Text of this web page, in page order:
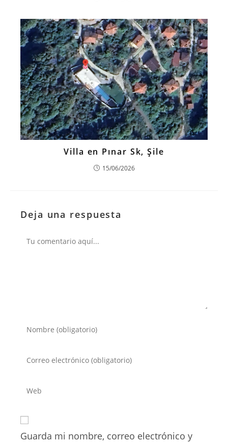
Villa en Pınar Sk, Şile
15/06/2026
Deja una respuesta
Comentario
Introduce
de
para
comentar
Introduce
de
electrónico
para
Introduce
de
tu
Guarda mi nombre, correo electrónico y